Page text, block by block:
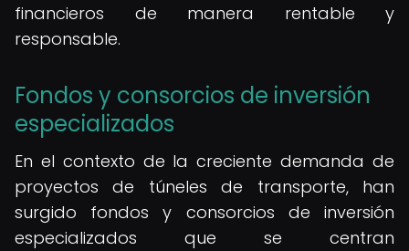
financieros de manera rentable y
responsable.
Fondos y consorcios de inversión
especializados
En el contexto de la creciente demanda de
proyectos de túneles de transporte, han
surgido fondos y consorcios de inversión
especializados que se centran